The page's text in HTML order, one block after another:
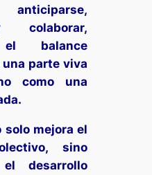
colaborar,
el balance
parte viva
como una
solo mejora el
sino
desarrollo